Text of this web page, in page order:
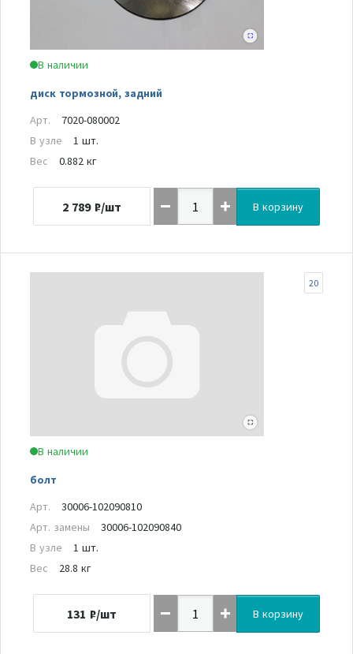
В наличии
диск тормозной, задний
Арт.
7020-080002
В узле
1 шт.
Вес
0.882 кг
2 789 ₽/шт В корзину
В наличии
болт
20
Арт.
30006-102090810
Арт. замены
30006-102090840
В узле
1 шт.
Вес
28.8 кг
131 ₽/шт В корзину